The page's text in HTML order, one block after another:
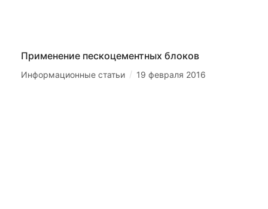
Применение пескоцементных блоков
Информационные статьи / 19 февраля 2016